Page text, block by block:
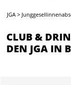
JGA >
CLUB &
DEN JGA IN